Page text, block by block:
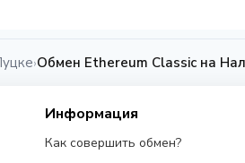
›Обмен Ethereum Classic на
Информация
Как совершить обмен?